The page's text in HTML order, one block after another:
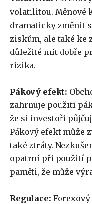
volatilitou. Měnové
dramaticky změnit
ziskům, ale také ke
důležité mít dobře
rizika.
Pákový efekt:
zahrnuje použití
že si investoři
Pákový efekt může
také ztráty.
opatrní při použití
paměti, že může
Regulace: